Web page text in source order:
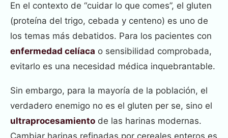
En el contexto de “cuidar lo que comes”, el gluten
(proteína del trigo, cebada y centeno) es uno de
los temas más debatidos. Para los pacientes con
enfermedad celíaca o sensibilidad comprobada,
evitarlo es una necesidad médica inquebrantable.
Sin embargo, para la mayoría de la población, el
verdadero enemigo no es el gluten per se, sino el
ultraprocesamiento de las harinas modernas.
Cambiar harinas refinadas por cereales enteros es